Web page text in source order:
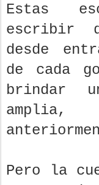
Estas
escribir
desde
de cada
brindar
amplia,
Pero la